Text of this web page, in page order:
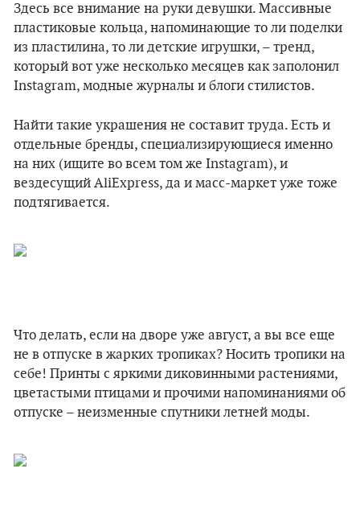
Здесь все внимание на руки девушки. Массивные
пластиковые кольца, напоминающие то ли поделки
из пластилина, то ли детские игрушки, – тренд,
который вот уже несколько месяцев как заполонил
Instagram, модные журналы и блоги стилистов.
Найти такие украшения не составит труда. Есть и
отдельные бренды, специализирующиеся именно
на них (ищите во всем том же Instagram), и
вездесущий AliExpress, да и масс-маркет уже тоже
подтягивается.
Что делать, если на дворе уже август, а вы все еще
не в отпуске в жарких тропиках? Носить тропики на
себе! Принты с яркими диковинными растениями,
цветастыми птицами и прочими напоминаниями об
отпуске – неизменные спутники летней моды.